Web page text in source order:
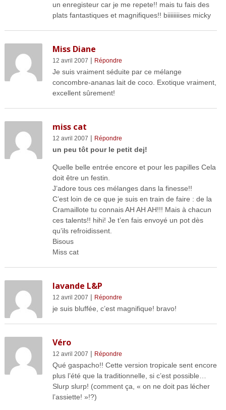
un enregisteur car je me repete!! mais tu fais des
plats fantastiques et magnifiques!! biiiiiiiises micky
Miss Diane
12 avril 2007 | Répondre
Je suis vraiment séduite par ce mélange
concombre-ananas lait de coco. Exotique vraiment,
excellent sûrement!
miss cat
12 avril 2007 | Répondre
un peu tôt pour le petit dej!
Quelle belle entrée encore et pour les papilles Cela
doit être un festin.
J’adore tous ces mélanges dans la finesse!!
C’est loin de ce que je suis en train de faire : de la
Cramaillote tu connais AH AH AH!!! Mais à chacun
ces talents!! hihi! Je t’en fais envoyé un pot dès
qu’ils refroidissent.
Bisous
Miss cat
lavande L&P
12 avril 2007 | Répondre
je suis bluffée, c’est magnifique! bravo!
Véro
12 avril 2007 | Répondre
Qué gaspacho!! Cette version tropicale sent encore
plus l’été que la traditionnelle, si c’est possible…
Slurp slurp! (comment ça, « on ne doit pas lécher
l’assiette! »!?)